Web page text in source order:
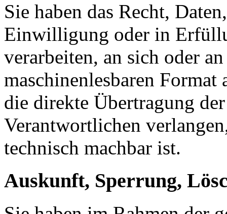
Sie haben das Recht,
Einwilligung oder in
verarbeiten, an sich oder
maschinenlesbaren Format
die direkte Übertragung
Verantwortlichen
technisch machbar ist.
Auskunft, Sperrung,